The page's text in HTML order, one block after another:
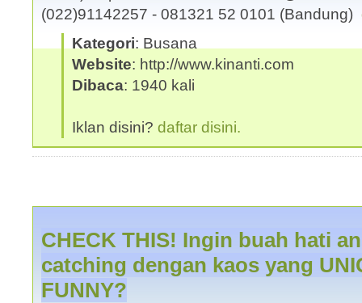
(022)91142257 - 081321 52 0101 (Bandung)
Kategori: Busana
Website: http://www.kinanti.com
Dibaca: 1940 kali
Iklan disini? daftar disini.
CHECK THIS! Ingin buah hati
catching dengan kaos yang
FUNNY?